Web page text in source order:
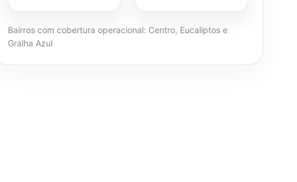
Bairros com cobertura operacional: Centro, Eucaliptos e
Gralha Azul